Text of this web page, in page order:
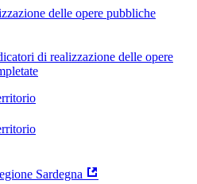
delle opere pubbliche
di realizzazione delle opere
Sardegna